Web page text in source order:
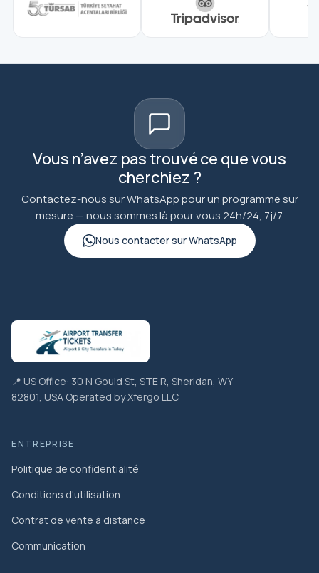
Vous n’avez pas trouvé ce que vous
cherchiez ?
Contactez-nous sur WhatsApp pour un programme sur
mesure — nous sommes là pour vous 24h/24, 7j/7.
Nous contacter sur WhatsApp
📍 US Office: 30 N Gould St, STE R, Sheridan, WY
82801, USA Operated by Xfergo LLC
ENTREPRISE
Politique de confidentialité
Conditions d'utilisation
Contrat de vente à distance
Communication